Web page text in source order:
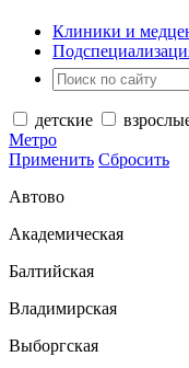
Клиники и
детские
Метро
Применить Сбросить
Автово
Академическая
Балтийская
Владимирская
Выборгская